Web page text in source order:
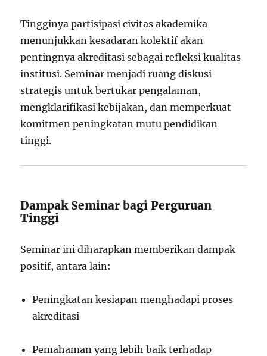
Tingginya partisipasi civitas akademika
menunjukkan kesadaran kolektif akan
pentingnya akreditasi sebagai refleksi kualitas
institusi. Seminar menjadi ruang diskusi
strategis untuk bertukar pengalaman,
mengklarifikasi kebijakan, dan memperkuat
komitmen peningkatan mutu pendidikan
tinggi.
Dampak Seminar bagi Perguruan
Tinggi
Seminar ini diharapkan memberikan dampak
positif, antara lain:
Peningkatan kesiapan menghadapi proses
akreditasi
Pemahaman yang lebih baik terhadap